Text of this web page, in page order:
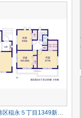
【名古屋市港区稲永５丁目1349新築戸建】仲介手数料無料！